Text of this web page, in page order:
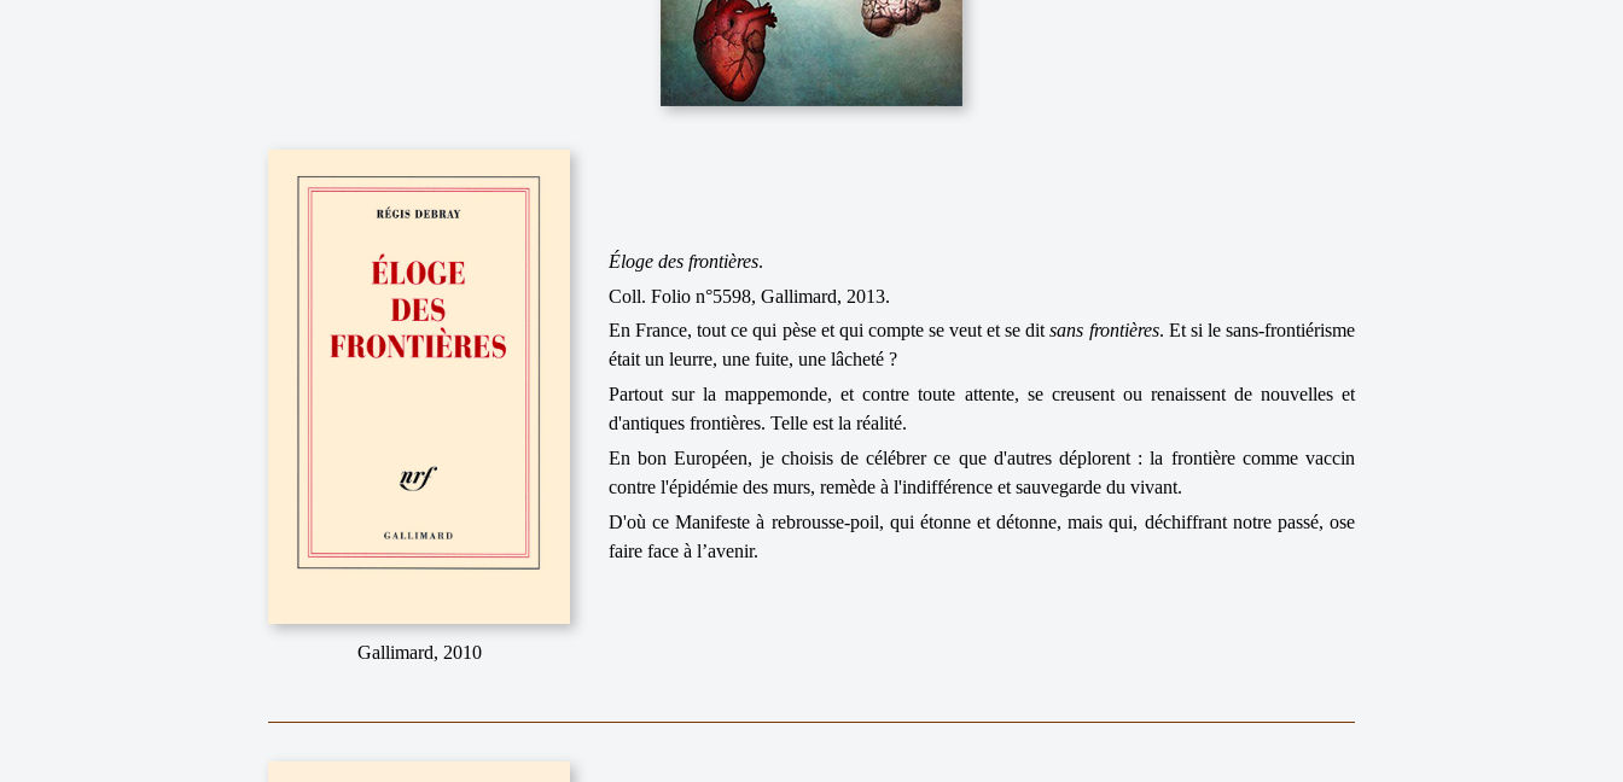
Gallimard, 2010
Éloge des frontières.
Coll. Folio n°5598, Gallimard, 2013.
En France, tout ce qui pèse et qui compte se veut et se ditsans frontières. Et si le sans-frontiérisme
était un leurre, une fuite, une lâcheté ?
Partout sur la mappemonde, et contre toute attente, se creusent ou renaissent de nouvelles et
d'antiques frontières. Telle est la réalité.
En bon Européen, je choisis de célébrer ce que d'autres déplorent : la frontière comme vaccin
contre l'épidémie des murs, remède à l'indifférence et sauvegarde du vivant.
D'où ce Manifeste à rebrousse-poil, qui étonne et détonne, mais qui, déchiffrant notre passé, ose
faire face à l’avenir.